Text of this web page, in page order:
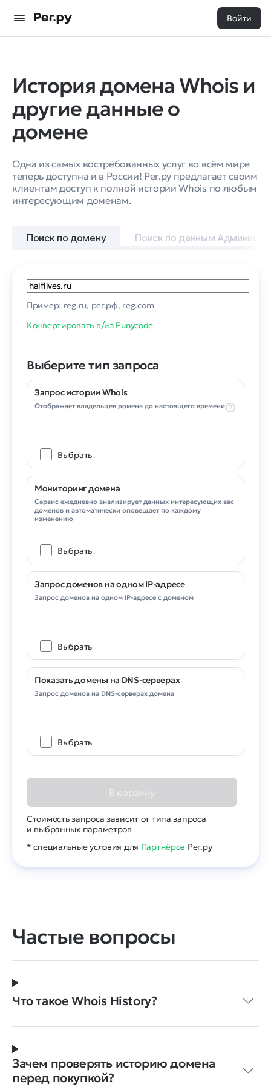
Войти
История домена Whois и
другие данные о
домене
Одна из самых востребованных услуг во всём мире
теперь доступна и в России! Рег.ру предлагает своим
клиентам доступ к полной истории Whois по любым
интересующим доменам.
Поиск по домену Поиск по данным
Пример: reg.ru, рег.рф, reg.com
Конвертировать в/из Punycode
Выберите тип запроса
Запрос истории Whois
Отображает владельцев домена до настоящего времени
Выбрать
Мониторинг домена
Сервис ежедневно анализирует данных интересующих вас
доменов и автоматически оповещает по каждому
изменению
Выбрать
Запрос доменов на одном IP-адресе
Запрос доменов на одном IP-адресе с доменом
Выбрать
Показать домены на DNS-серверах
Запрос доменов на DNS-серверах домена
Выбрать
В корзину
Стоимость запроса зависит от типа запроса
и выбранных параметров
* специальные условия для Партнёров Рег.ру
Частые вопросы
Что такое Whois History?
Зачем проверять историю домена
перед покупкой?